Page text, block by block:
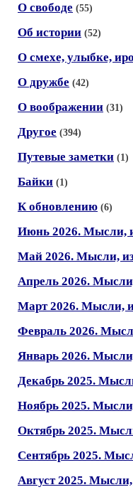
О свободе (55)
Об истории (52)
О смехе, улыбке,
О дружбе (42)
О воображении (31)
Другое (394)
Путевые заметки (1)
Байки (1)
К обновлению (6)
Июнь 2026. Мысли,
Май 2026. Мысли,
Апрель 2026.
Март 2026. Мысли,
Февраль 2026.
Январь 2026.
Декабрь 2025.
Ноябрь 2025.
Октябрь 2025.
Сентябрь 2025.
Август 2025.